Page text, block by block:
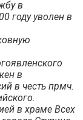
в
году уволен в
в
в честь прмч.
в храме Всех